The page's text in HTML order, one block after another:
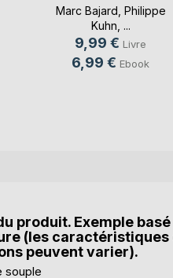
Marc Bajard Philippe
Kuhn , ...
9,99 € Livre
6,99 € Ebook
produit. Exemple
(les caractéristiques
peuvent varier).
souple